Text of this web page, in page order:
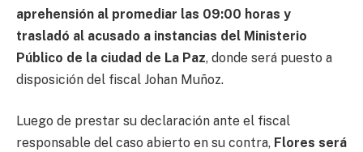
aprehensión al promediar las 09:00 horas y
trasladó al acusado a instancias del Ministerio
Público de la ciudad de La Paz, donde será puesto a
disposición del fiscal Johan Muñoz.
Luego de prestar su declaración ante el fiscal
responsable del caso abierto en su contra, Flores será